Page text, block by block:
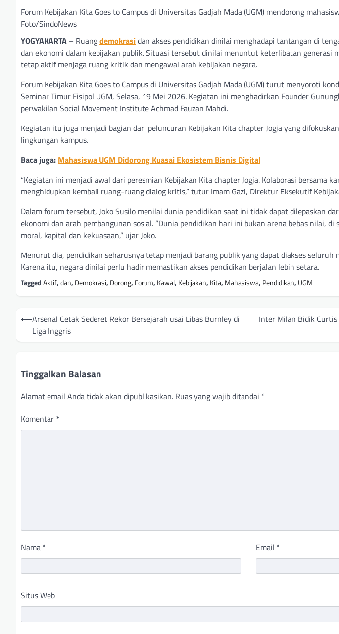
Forum Kebijakan Kita Goes to Campus di Universitas Gadjah Mada (UGM) mendorong
Foto/SindoNews
YOGYAKARTA – Ruangdemokrasidan akses pendidikan dinilai menghadapi tantangan di
dan ekonomi dalam kebijakan publik. Situasi tersebut dinilai menuntut keterlibatan generasi
tetap aktif menjaga ruang kritik dan mengawal arah kebijakan negara.
Forum Kebijakan Kita Goes to Campus di Universitas Gadjah Mada (UGM) turut menyoroti
Seminar Timur Fisipol UGM, Selasa, 19 Mei 2026. Kegiatan ini menghadirkan Founder
perwakilan Social Movement Institute Achmad Fauzan Mahdi.
Kegiatan itu juga menjadi bagian dari peluncuran Kebijakan Kita chapter Jogja yang
lingkungan kampus.
Baca juga: Mahasiswa UGM Didorong Kuasai Ekosistem Bisnis Digital
“Kegiatan ini menjadi awal dari peresmian Kebijakan Kita chapter Jogja. Kolaborasi bersama
menghidupkan kembali ruang-ruang dialog kritis,” tutur Imam Gazi, Direktur Eksekutif
Dalam forum tersebut, Joko Susilo menilai dunia pendidikan saat ini tidak dapat dilepaskan
ekonomi dan arah pembangunan sosial. “Dunia pendidikan hari ini bukan arena bebas nilai,
moral, kapital dan kekuasaan,” ujar Joko.
Menurut dia, pendidikan seharusnya tetap menjadi barang publik yang dapat diakses seluruh
Karena itu, negara dinilai perlu hadir memastikan akses pendidikan berjalan lebih setara.
TaggedAktif,dan, Demokrasi, Dorong, Forum, Kawal, Kebijakan, Kita, Mahasiswa, Pendidikan, UGM
Navigasi
⟵Arsenal Cetak Sederet Rekor Bersejarah usai Libas Burnley di
Liga Inggris
Inter Milan Bidik Curtis
Tinggalkan Balasan
Alamat email Anda tidak akan dipublikasikan. Ruas yang wajib ditandai *
Komentar *
Nama * Email *
Situs Web